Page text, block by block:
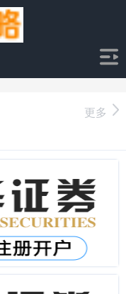
更多